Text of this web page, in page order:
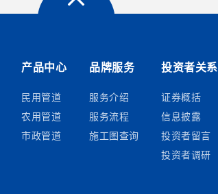
产品中心
民用管道
农用管道
市政管道
品牌服务
服务介绍
服务流程
施工图查询
投资者关系
证券概括
信息披露
投资者留言
投资者调研